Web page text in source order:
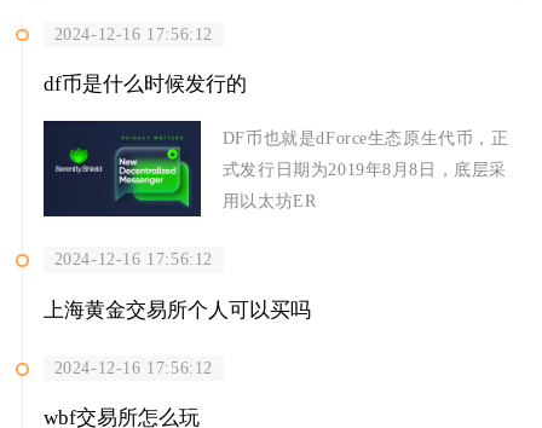
2024-12-16 17:56:12
df币是什么时候发行的
DF币也就是dForce生态原生代币，正
式发行日期为2019年8月8日，底层采
用以太坊ER
2024-12-16 17:56:12
上海黄金交易所个人可以买吗
2024-12-16 17:56:12
wbf交易所怎么玩